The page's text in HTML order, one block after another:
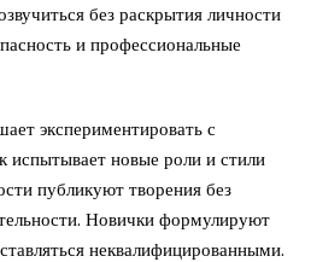
без раскрытия личности
и профессиональные
экспериментировать с
испытывает новые роли и стили
публикуют творения без
Новички формулируют
неквалифицированными.